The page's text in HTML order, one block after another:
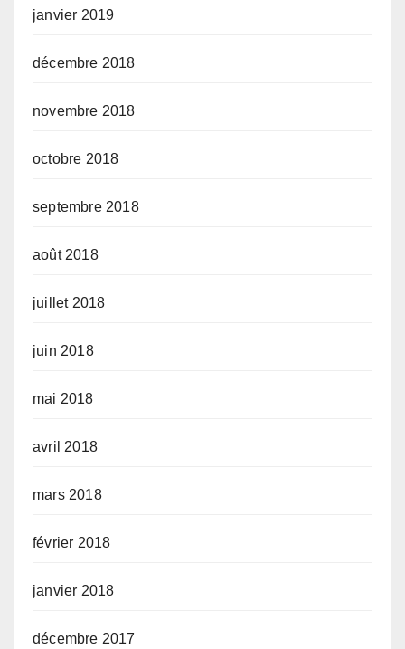
janvier 2019
décembre 2018
novembre 2018
octobre 2018
septembre 2018
août 2018
juillet 2018
juin 2018
mai 2018
avril 2018
mars 2018
février 2018
janvier 2018
décembre 2017